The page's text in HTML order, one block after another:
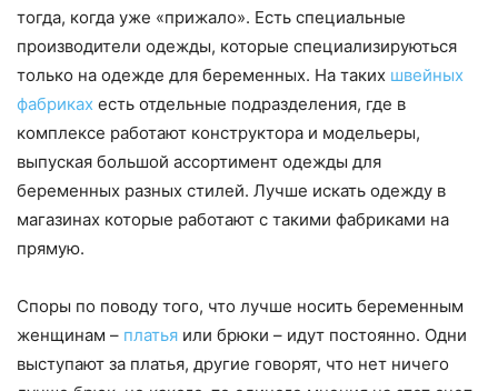
тогда, когда уже «прижало». Есть специальные
производители одежды, которые специализируються
только на одежде для беременных. На таких швейных
фабриках есть отдельные подразделения, где в
комплексе работают конструктора и модельеры,
выпуская большой ассортимент одежды для
беременных разных стилей. Лучше искать одежду в
магазинах которые работают с такими фабриками на
прямую.
Споры по поводу того, что лучше носить беременным
женщинам – платья или брюки – идут постоянно. Одни
выступают за платья, другие говорят, что нет ничего